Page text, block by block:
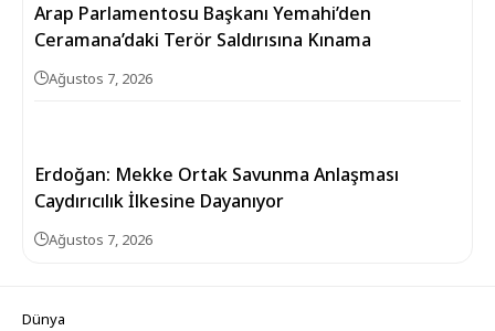
Arap Parlamentosu Başkanı Yemahi’den
Ceramana’daki Terör Saldırısına Kınama
Ağustos 7, 2026
Erdoğan: Mekke Ortak Savunma Anlaşması
Caydırıcılık İlkesine Dayanıyor
Ağustos 7, 2026
Dünya